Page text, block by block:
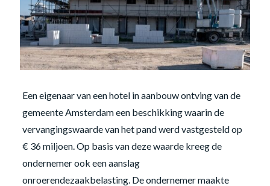
Een eigenaar van een hotel in aanbouw ontving van de
gemeente Amsterdam een beschikking waarin de
vervangingswaarde van het pand werd vastgesteld op
€ 36 miljoen. Op basis van deze waarde kreeg de
ondernemer ook een aanslag
onroerendezaakbelasting. De ondernemer maakte